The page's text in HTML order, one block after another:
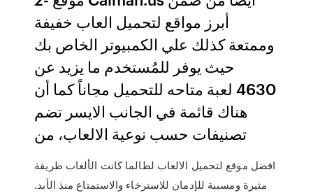
أبرز مواقع لتحميل العاب خفيفة
وممتعة كذلك علي الكمبيوتر الخاص بك
حيث يوفر للمُستخدم ما يزيد عن
4630 لعبة متاحه للتحميل مجاناً كما أن
هناك قائمة في الجانب الايسر تضم
تصنيفات حسب نوعية الالعاب، من
افضل موقع لتحميل الالعاب لطالما كانت الألعاب طريقة
مثيرة ومسببة للإدمان للاسترخاء والاستمتاع منذ الأبد.